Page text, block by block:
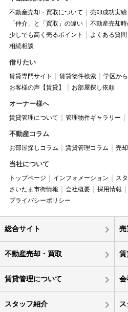
不動産売却・買取について 売却成功実績
「仲介」と「買取」の違い
不動産売却
少しでも高く売るポイント
よくある質問
相続相談
借りたい
賃貸専門サイト 賃貸物件検索 学区か
お客様の声【賃貸】
お部屋探し依頼
オーナー様へ
賃貸管理について 管理物件ギャラリー
不動産コラム
お部屋探しコラム 賃貸管理コラム 売
当社について
トップページ インフォメーション ス
さいたま市街情報
会社概要 採用情報
プライバシーポリシー
総合サイト 売
不動産売却・買取 賃
賃貸管理について 会
スタッフ紹介